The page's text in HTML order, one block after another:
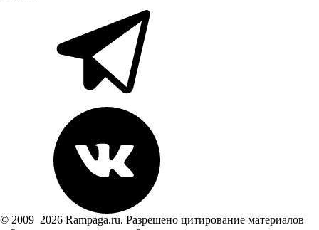
© 2009–2026 Rampaga.ru. Разрешено цитирование материалов